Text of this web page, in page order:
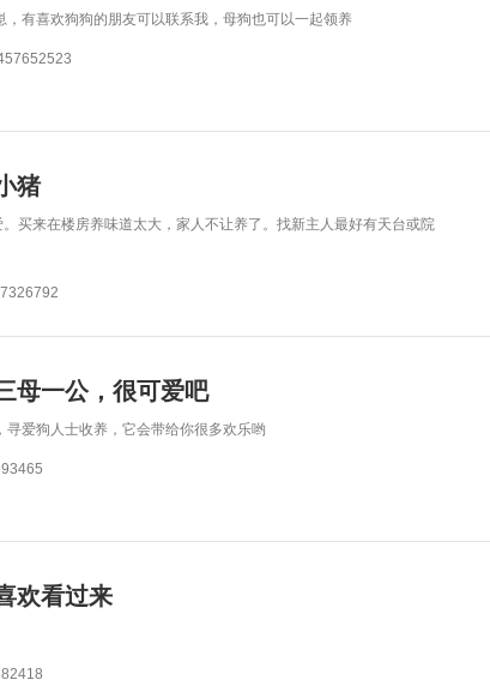
有喜欢狗狗的朋友可以联系我，母狗也可以一起领养
猪
买来在楼房养味道太大，家人不让养了。找新主人最好有天台或院
母一公，很可爱吧
寻爱狗人士收养，它会带给你很多欢乐哟
欢看过来